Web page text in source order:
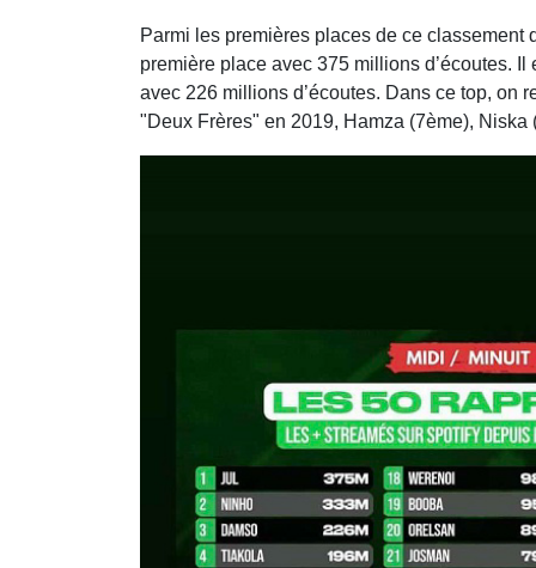
Parmi les premières places de ce
première place avec 375 millions d’écoutes.
avec 226 millions d’écoutes. Dans ce top, on
"Deux Frères" en 2019, Hamza (7ème),